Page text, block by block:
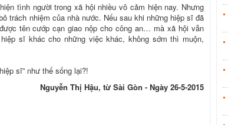
tình người trong xã hội nhiều vô cảm hiện nay. Nhưng
trách nhiệm của nhà nước. Nếu sau khi những hiệp sĩ đã
tên cướp cạn giao nộp cho công an… mà xã hội vẫn
sĩ khác cho những việc khác, không sớm thì muộn,
sĩ” như thế sống lại?!
Nguyễn Thị Hậu, từ Sài Gòn - Ngày 26-5-2015